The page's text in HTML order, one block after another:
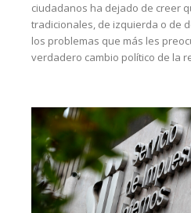
ciudadanos ha dejado de creer
tradicionales, de izquierda o de
los problemas que más les
verdadero cambio político de la